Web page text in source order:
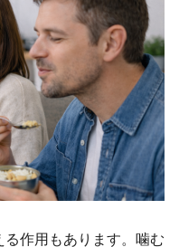
作用もあります。噛む